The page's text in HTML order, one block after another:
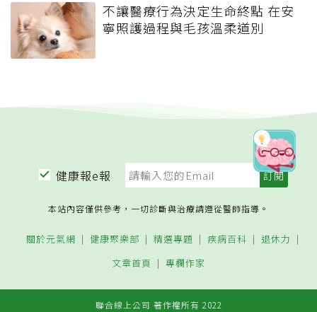
不讓醫療行為決定生命終點 在安
寧照護過程與毛孩溫柔道別
健康報e報
本站內容僅供參考，一切診斷與治療請遵從醫師指導。
關於元氣網 健康聚樂部 精選專題 疾病百科
退休力
文章首頁
專欄作家
聯合線上公司 著作權所有 2022